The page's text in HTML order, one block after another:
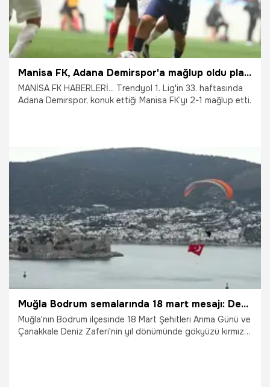
Manisa FK, Adana Demirspor'a mağlup oldu play-off yolunda ağır yara aldı
MANİSA FK HABERLERİ... Trendyol 1. Lig'in 33. haftasında
Adana Demirspor, konuk ettiği Manisa FK’yı 2-1 mağlup etti.
Manisa
Muğla Bodrum semalarında 18 mart mesajı: Dev Türk bayrağıyla anlamlı uçuş
Muğla'nın Bodrum ilçesinde 18 Mart Şehitleri Anma Günü ve
Çanakkale Deniz Zaferi'nin yıl dönümünde gökyüzü kırmızı